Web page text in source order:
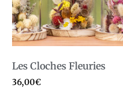
Les Cloches Fleuries
36,00€